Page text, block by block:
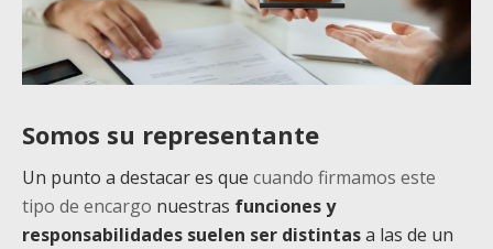
Somos su representante
Un punto a destacar es que cuando firmamos este
tipo de encargo nuestras funciones y
responsabilidades suelen ser distintasa las de un